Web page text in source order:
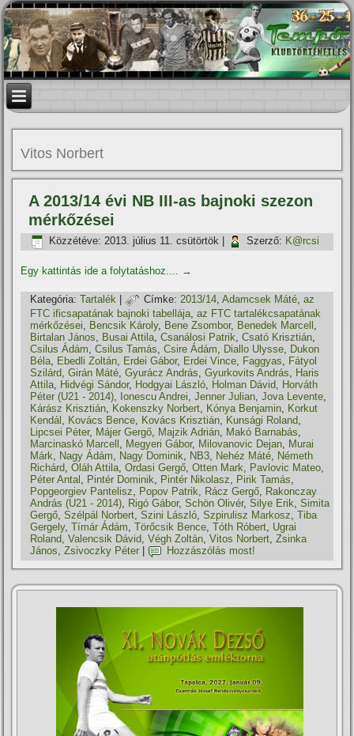
Vitos Norbert
A 2013/14 évi NB III-as bajnoki szezon
mérkőzései
Közzétéve: 2013. július 11. csütörtök Szerző: K@rcsi
Egy kattintás ide a folytatáshoz.... →
Kategória: Tartalék | Címke: 2013/14,Adamcsek Máté,az
FTC ificsapatának bajnoki tabellája,az FTC tartalékcsapatának
mérkőzései, Bencsik Károly, Bene Zsombor, Benedek Marcell ,
Birtalan János, Busai Attila,Csanálosi Patrik,Csató Krisztián,
Csilus Ádám,Csilus Tamás,Csire Ádám, Diallo Ulysse, Dukon
Béla, Ebedli Zoltán, Erdei Gábor, Erdei Vince, Faggyas, Fátyol
Szilárd,Girán Máté,Gyurácz András,Gyurkovits András, Haris
Attila, Hidvégi Sándor, Hodgyai László, Holman Dávid, Horváth
Péter (U21 - 2014), Ionescu Andrei,Jenner Julian,Jova Levente,
Kárász Krisztián, Kokenszky Norbert, Kónya Benjamin, Korkut
Kendál , Kovács Bence, Kovács Krisztián, Kunsági Roland,
Lipcsei Péter, Májer Gergő, Majzik Adrián, Makó Barnabás,
Marcinaskó Marcell , Megyeri Gábor, Milovanovic Dejan, Murai
Márk, Nagy Ádám, Nagy Dominik, NB3, Nehéz Máté, Németh
Richárd,Oláh Attila,Ordasi Gergő,Otten Mark, Pavlovic Mateo,
Péter Antal , Pintér Dominik, Pintér Nikolasz, Pirik Tamás,
Popgeorgiev Pantelisz, Popov Patrik, Rácz Gergő, Rakonczay
András (U21 - 2014), Rigó Gábor,Schön Olivér,Silye Erik,Simita
Gergő,Szélpál Norbert,Szini László,Szpirulisz Markosz,Tiba
Gergely,Tí­már Ádám,Törőcsik Bence,Tóth Róbert, Ugrai
Roland,Valencsik Dávid,Végh Zoltán,Vitos Norbert,Zsinka
János,Zsivoczky Péter Hozzászólás most!